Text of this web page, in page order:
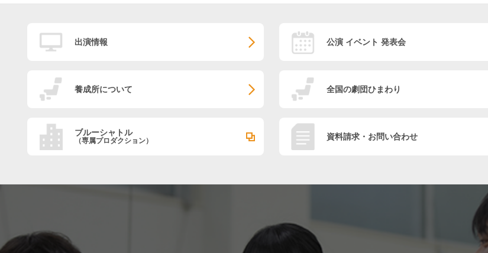
出演情報 公演 イベント 発表会
養成所について 全国の劇団ひまわり
ブルーシャトル
（専属プロダクション） 資料請求・お問い合わせ